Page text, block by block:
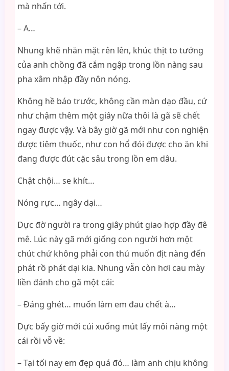
mà nhấn tới.
– A…
Nhung khẽ nhăn mặt rên lên, khúc thịt to tướng
của anh chồng đã cắm ngập trong lồn nàng sau
pha xâm nhập đầy nôn nóng.
Không hề báo trước, không cần màn dạo đầu, cứ
như chậm thêm một giây nữa thôi là gã sẽ chết
ngay được vậy. Và bây giờ gã mới như con nghiện
được tiêm thuốc, như con hổ đói được cho ăn khi
đang được đút cặc sâu trong lồn em dâu.
Chật chội… se khít…
Nóng rực… ngây dại…
Dực đờ người ra trong giây phút giao hợp đầy đê
mê. Lúc này gã mới giống con người hơn một
chút chứ không phải con thú muốn địt nàng đến
phát rồ phát dại kia. Nhung vẫn còn hơi cau mày
liền đánh cho gã một cái:
– Đáng ghét… muốn làm em đau chết à…
Dực bấy giờ mới cúi xuống mút lấy môi nàng một
cái rồi vỗ về:
– Tại tối nay em đẹp quá đó… làm anh chịu không